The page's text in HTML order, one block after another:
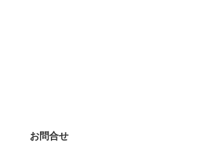
お問合せ